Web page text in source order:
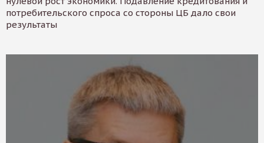
потребительского спроса со стороны ЦБ дало свои
результаты